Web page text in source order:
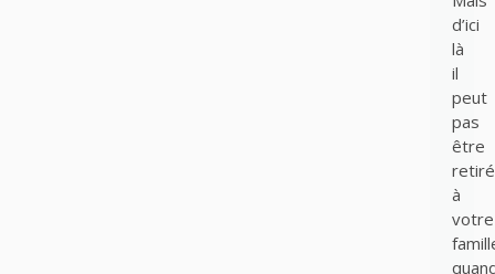
d’ici
là
il
peut
pas
être
retiré
à
votre